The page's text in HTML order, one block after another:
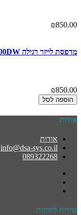
₪850.00
מדפסת ‏לייזר ‏רגילה Brother HL-L2400DW
₪850.00
הוספה לסל
אודות
אודות
info@dsa-sys.co.il
089322268
שירות לקוחות